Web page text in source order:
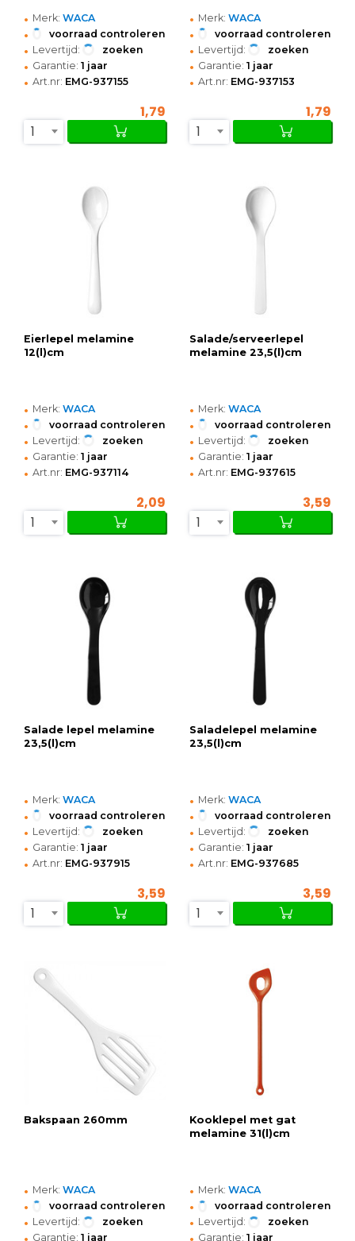
• Merk: WACA
• voorraad controleren
• Levertijd: zoeken
• Garantie: 1 jaar
• Art.nr: EMG-937155
1,79
1
• Merk: WACA
• voorraad controleren
• Levertijd: zoeken
• Garantie: 1 jaar
• Art.nr: EMG-937153
1,79
1
Eierlepel melamine
12(l)cm
• Merk: WACA
• voorraad controleren
• Levertijd: zoeken
• Garantie: 1 jaar
• Art.nr: EMG-937114
2,09
1
Salade/serveerlepel
melamine 23,5(l)cm
• Merk: WACA
• voorraad controleren
• Levertijd: zoeken
• Garantie: 1 jaar
• Art.nr: EMG-937615
3,59
1
Salade lepel melamine
23,5(l)cm
• Merk: WACA
• voorraad controleren
• Levertijd: zoeken
• Garantie: 1 jaar
• Art.nr: EMG-937915
3,59
1
Saladelepel melamine
23,5(l)cm
• Merk: WACA
• voorraad controleren
• Levertijd: zoeken
• Garantie: 1 jaar
• Art.nr: EMG-937685
3,59
1
Bakspaan 260mm
• Merk: WACA
• voorraad controleren
• Levertijd: zoeken
Garantie: 1 jaar
Kooklepel met gat
melamine 31(l)cm
• Merk: WACA
• voorraad controleren
• Levertijd: zoeken
Garantie: 1 jaar